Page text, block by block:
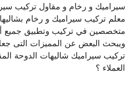
سيراميك و رخام و مقاول تركيب
معلم تركيب سيراميك و رخام
متخصصين في تركيب وتطبيق جميع
ويبحث البعض عن المميزات التى
تركيب سيراميك شاليهات الدوحة
العملاء ؟